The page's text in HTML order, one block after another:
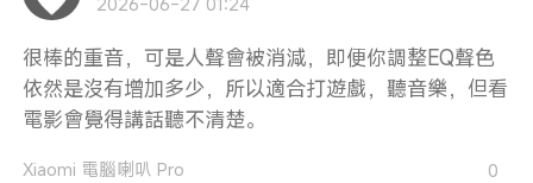
很棒的重音，可是人聲會被消減，即便你調整EQ聲色
依然是沒有增加多少，所以適合打遊戲，聽音樂，但看
電影會覺得講話聽不清楚。
Xiaomi 電腦喇叭 Pro 0